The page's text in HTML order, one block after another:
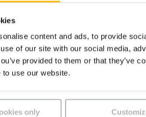
content and ads, to provide
of our site with our social media,
provided to them or that they’ve
use our website.
only
Op vrijdag 30/10/
Jungheinrich België.
en familieleden
kennis en
Tijdens de quiz
vragen gaan over